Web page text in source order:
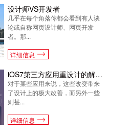
设计师VS开发者
几乎在每个角落你都会看到有人谈
论或自称网页设计师、网页开发
者。那...
详细信息
iOS7第三方应用重设计的解决方案及案例参考
对于某些应用来说，这些改变带来
了设计上的极大改善，而另外一些
则甚...
详细信息